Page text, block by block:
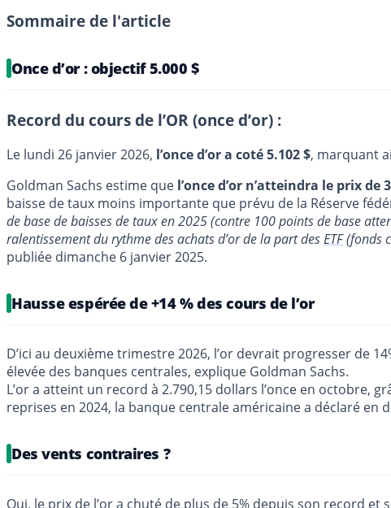
Sommaire de l'article
Once d’or : objectif 5.000 $
Record du cours de l’OR (once d’or) :
Le lundi 26 janvier 2026, l’once d’or a coté 5.102 $, marquant
Goldman Sachs estime que l’once d’or n’atteindra le prix
baisse de taux moins importante que prévu de la Réserve
de base de baisses de taux en 2025 (contre 100 points de base
ralentissement du rythme des achats d’or de la part desETF(fonds
publiée dimanche 6 janvier 2025.
Hausse espérée de +14 % des cours de l’or
D’ici au deuxième trimestre 2026, l’or devrait progresser de
élevée des banques centrales, explique Goldman Sachs.
L’or a atteint un record à 2.790,15 dollars l’once en octobre,
reprises en 2024, la banque centrale américaine a déclaré en
Des vents contraires ?
Oui, le prix de l’or a chuté de plus de 5% depuis son record